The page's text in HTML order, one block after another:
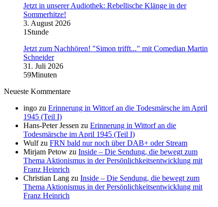
Jetzt in unserer Audiothek: Rebellische Klänge in der
Sommerhitze!
3. August 2026
1Stunde
Jetzt zum Nachhören! "Simon trifft..." mit Comedian Martin
Schneider
31. Juli 2026
59Minuten
Neueste Kommentare
ingo zu Erinnerung in Wittorf an die Todesmärsche im April
1945 (Teil I)
Hans-Peter Jessen zu Erinnerung in Wittorf an die
Todesmärsche im April 1945 (Teil I)
Wulfzu FRN bald nur noch über DAB+ oder Stream
Mirjam Petow zu Inside – Die Sendung, die bewegt zum
Thema Aktionismus in der Persönlichkeitsentwicklung mit
Franz Heinrich
Christian Lang zu Inside – Die Sendung, die bewegt zum
Thema Aktionismus in der Persönlichkeitsentwicklung mit
Franz Heinrich